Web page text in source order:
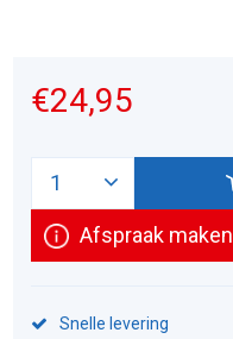
€24,95
Afspraak maken
Snelle levering